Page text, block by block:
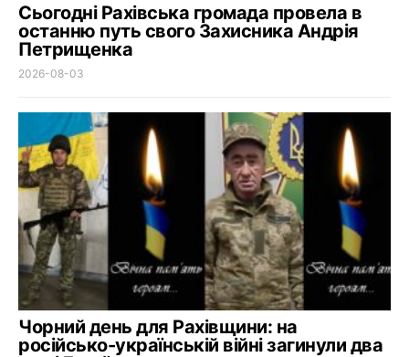
Сьогодні Рахівська громада провела в
останню путь свого Захисника Андрія
Петрищенка
2026-08-03
Чорний день для Рахівщини: на
російсько-українській війні загинули два